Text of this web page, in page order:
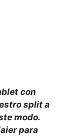
con
split a
modo.
para